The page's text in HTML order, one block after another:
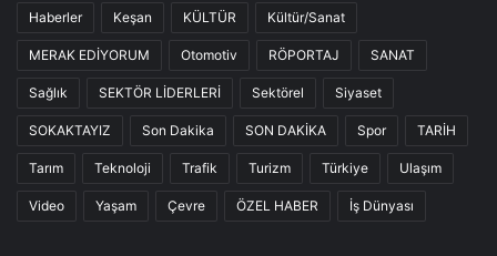
Haberler Keşan KÜLTÜR Kültür/Sanat
MERAK EDİYORUM Otomotiv RÖPORTAJ SANAT
Sağlık SEKTÖR LİDERLERİ Sektörel Siyaset
SOKAKTAYIZ Son Dakika SON DAKİKA Spor TARİH
Tarım Teknoloji Trafik Turizm Türkiye Ulaşım
Video Yaşam Çevre ÖZEL HABER İş Dünyası